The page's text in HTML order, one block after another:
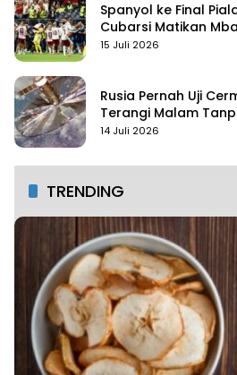
Spanyol ke Final
Cubarsi Matikan
15 Juli 2026
Rusia Pernah Uji
Terangi Malam
14 Juli 2026
TRENDING